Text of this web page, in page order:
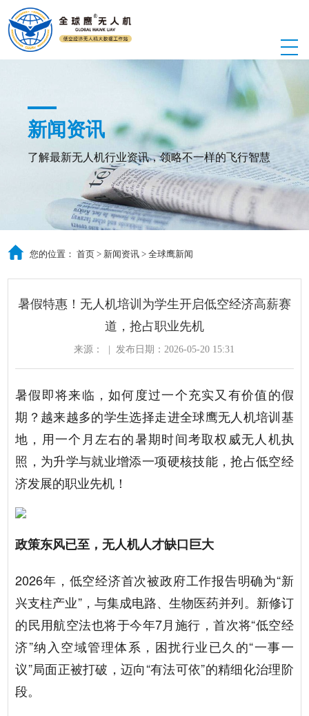
新闻资讯
了解最新无人机行业资讯，领略不一样的飞行智慧
您的位置：首页 > 新闻资讯 >全球鹰新闻
暑假特惠！无人机培训为学生开启低空经济高薪赛
道，抢占职业先机
来源： 发布日期：2026-05-20 15:31
暑假即将来临，如何度过一个充实又有价值的假
期？越来越多的学生选择走进全球鹰无人机培训基
地，用一个月左右的暑期时间考取权威无人机执
照，为升学与就业增添一项硬核技能，抢占低空经
济发展的职业先机！
政策东风已至，无人机人才缺口巨大
2026年，低空经济首次被政府工作报告明确为“新
兴支柱产业”，与集成电路、生物医药并列。新修订
的民用航空法也将于今年7月施行，首次将“低空经
济”纳入空域管理体系，困扰行业已久的“一事一
议”局面正被打破，迈向“有法可依”的精细化治理阶
段。